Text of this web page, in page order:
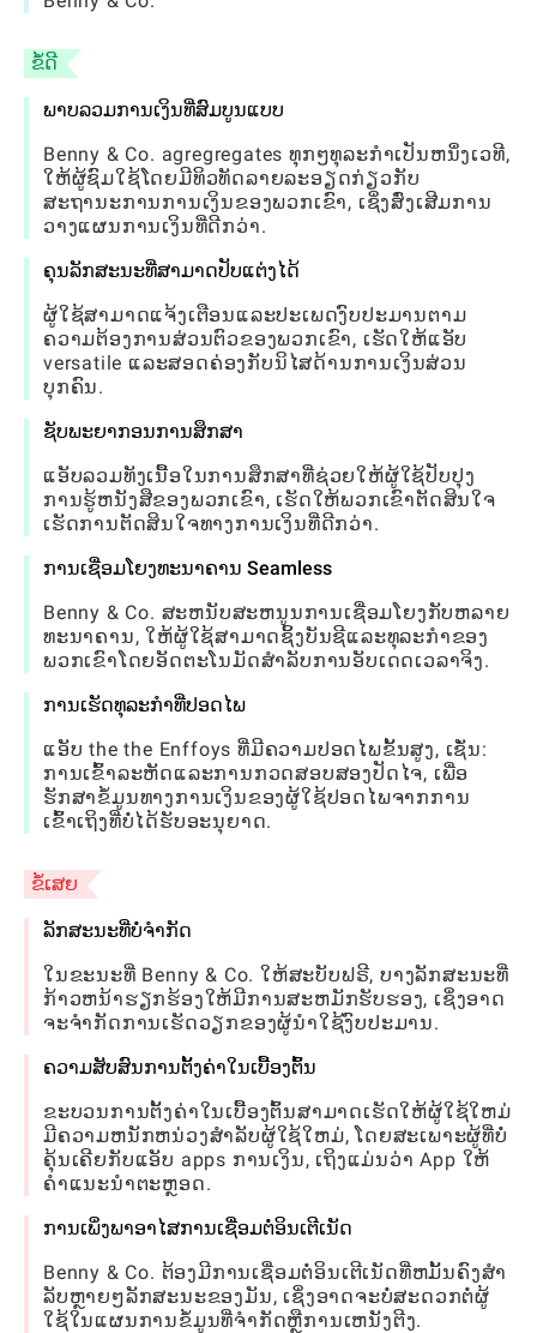
ຂໍ້ດີ
ພາບລວມການເງິນທີ່ສົມບູນແບບ
Benny & Co. agregregates ທຸກໆທຸລະກໍາເປັນຫນຶ່ງເວທີ,
ໃຫ້ຜູ້ຊົມໃຊ້ໂດຍມີທິວທັດລາຍລະອຽດກ່ຽວກັບ
ສະຖານະການການເງິນຂອງພວກເຂົາ, ເຊິ່ງສົ່ງເສີມການ
ວາງແຜນການເງິນທີ່ດີກວ່າ.
ຄຸນລັກສະນະທີ່ສາມາດປັບແຕ່ງໄດ້
ຜູ້ໃຊ້ສາມາດແຈ້ງເຕືອນແລະປະເພດງົບປະມານຕາມ
ຄວາມຕ້ອງການສ່ວນຕົວຂອງພວກເຂົາ, ເຮັດໃຫ້ແອັບ
versatile ແລະສອດຄ່ອງກັບນິໄສດ້ານການເງິນສ່ວນ
ບຸກຄົນ.
ຊັບພະຍາກອນການສຶກສາ
ແອັບລວມທັງເນື້ອໃນການສຶກສາທີ່ຊ່ວຍໃຫ້ຜູ້ໃຊ້ປັບປຸງ
ການຮູ້ຫນັງສືຂອງພວກເຂົາ, ເຮັດໃຫ້ພວກເຂົາຕັດສິນໃຈ
ເຮັດການຕັດສິນໃຈທາງການເງິນທີ່ດີກວ່າ.
ການເຊື່ອມໂຍງທະນາຄານ Seamless
Benny & Co. ສະຫນັບສະຫນູນການເຊື່ອມໂຍງກັບຫລາຍ
ທະນາຄານ, ໃຫ້ຜູ້ໃຊ້ສາມາດຊິ້ງບັນຊີແລະທຸລະກໍາຂອງ
ພວກເຂົາໂດຍອັດຕະໂນມັດສໍາລັບການອັບເດດເວລາຈິງ.
ການເຮັດທຸລະກໍາທີ່ປອດໄພ
ແອັບ the the Enffoys ທີ່ມີຄວາມປອດໄພຂັ້ນສູງ, ເຊັ່ນ:
ການເຂົ້າລະຫັດແລະການກວດສອບສອງປັດໄຈ, ເພື່ອ
ຮັກສາຂໍ້ມູນທາງການເງິນຂອງຜູ້ໃຊ້ປອດໄພຈາກການ
ເຂົ້າເຖິງທີ່ບໍ່ໄດ້ຮັບອະນຸຍາດ.
ຂໍ້ເສຍ
ລັກສະນະທີ່ບໍ່ຈໍາກັດ
ໃນຂະນະທີ່ Benny & Co. ໃຫ້ສະບັບຟຣີ, ບາງລັກສະນະທີ່
ກ້າວຫນ້າຮຽກຮ້ອງໃຫ້ມີການສະຫມັກຮັບຮອງ, ເຊິ່ງອາດ
ຈະຈໍາກັດການເຮັດວຽກຂອງຜູ້ນໍາໃຊ້ງົບປະມານ.
ຄວາມສັບສົນການຕັ້ງຄ່າໃນເບື້ອງຕົ້ນ
ຂະບວນການຕັ້ງຄ່າໃນເບື້ອງຕົ້ນສາມາດເຮັດໃຫ້ຜູ້ໃຊ້ໃຫມ່
ມີຄວາມຫນັກຫນ່ວງສໍາລັບຜູ້ໃຊ້ໃຫມ່, ໂດຍສະເພາະຜູ້ທີ່ບໍ່
ຄຸ້ນເຄີຍກັບແອັບ apps ການເງິນ, ເຖິງແມ່ນວ່າ App ໃຫ້
ຄໍາແນະນໍາຕະຫຼອດ.
ການເພິ່ງພາອາໄສການເຊື່ອມຕໍ່ອິນເຕີເນັດ
Benny & Co. ຕ້ອງມີການເຊື່ອມຕໍ່ອິນເຕີເນັດທີ່ຫມັ້ນຄົງສໍາ
ລັບຫຼາຍໆລັກສະນະຂອງມັນ, ເຊິ່ງອາດຈະບໍ່ສະດວກຕໍ່ຜູ້
ໃຊ້ໃນແຜນການຂໍ້ມູນທີ່ຈໍາກັດຫຼືການເຫນັງຕີງ.